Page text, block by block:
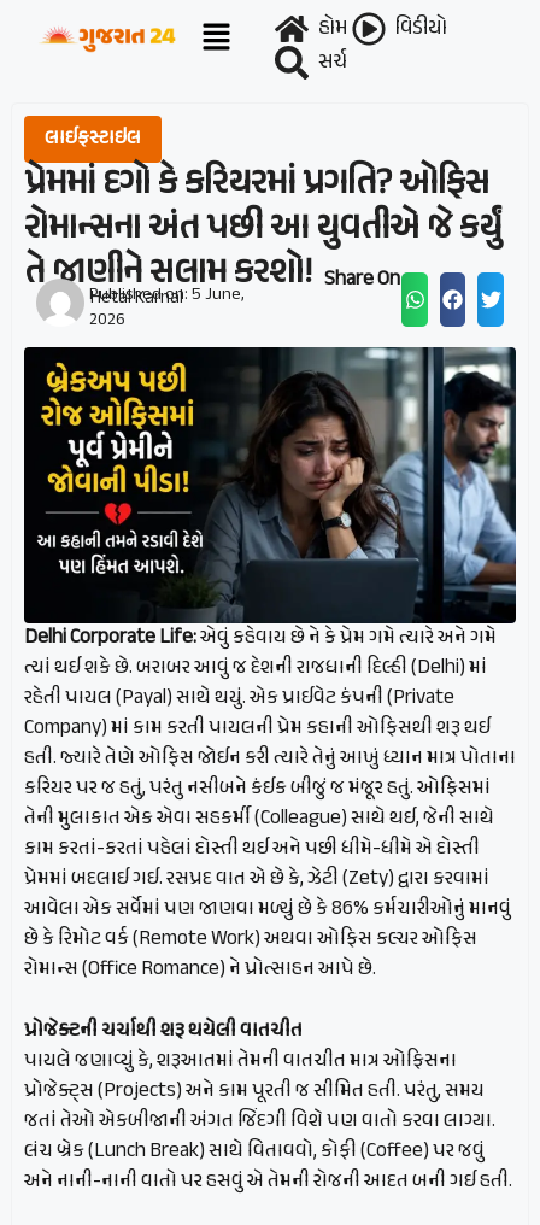
હોમ
વિડીયો
સર્ચ
લાઈફસ્ટાઇલ
પ્રેમમાં દગો કે કરિયરમાં પ્રગતિ? ઓફિસ
રોમાન્સના અંત પછી આ યુવતીએ જે કર્યું
તે જાણીને સલામ કરશો!
Hetal Karnal
Published on:5 June,
2026
Share On :
Delhi Corporate Life:એવું કહેવાય છે ને કે પ્રેમ ગમે ત્યારે અને ગમે
ત્યાં થઈ શકે છે. બરાબર આવું જ દેશની રાજધાની દિલ્હી (Delhi) માં
રહેતી પાયલ (Payal) સાથે થયું. એક પ્રાઈવેટ કંપની (Private
Company) માં કામ કરતી પાયલની પ્રેમ કહાની ઓફિસથી શરૂ થઈ
હતી. જ્યારે તેણે ઓફિસ જોઈન કરી ત્યારે તેનું આખું ધ્યાન માત્ર પોતાના
કરિયર પર જ હતું, પરંતુ નસીબને કંઈક બીજું જ મંજૂર હતું. ઓફિસમાં
તેની મુલાકાત એક એવા સહકર્મી (Colleague) સાથે થઈ, જેની સાથે
કામ કરતાં-કરતાં પહેલાં દોસ્તી થઈ અને પછી ધીમે-ધીમે એ દોસ્તી
પ્રેમમાં બદલાઈ ગઈ. રસપ્રદ વાત એ છે કે, ઝેટી (Zety) દ્વારા કરવામાં
આવેલા એક સર્વેમાં પણ જાણવા મળ્યું છે કે 86% કર્મચારીઓનું માનવું
છે કે રિમોટ વર્ક (Remote Work) અથવા ઓફિસ કલ્ચર ઓફિસ
રોમાન્સ (Office Romance) ને પ્રોત્સાહન આપે છે.
પ્રોજેક્ટની ચર્ચાથી શરૂ થયેલી વાતચીત
પાયલે જણાવ્યું કે, શરૂઆતમાં તેમની વાતચીત માત્ર ઓફિસના
પ્રોજેક્ટ્સ (Projects) અને કામ પૂરતી જ સીમિત હતી. પરંતુ, સમય
જતાં તેઓ એકબીજાની અંગત જિંદગી વિશે પણ વાતો કરવા લાગ્યા.
લંચ બ્રેક (Lunch Break) સાથે વિતાવવો, કોફી (Coffee) પર જવું
અને નાની-નાની વાતો પર હસવું એ તેમની રોજની આદત બની ગઈ હતી.